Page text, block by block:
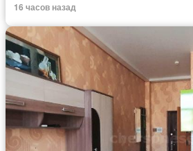
16 часов назад